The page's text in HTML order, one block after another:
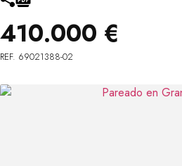
410.000 €
REF. 69021388-02